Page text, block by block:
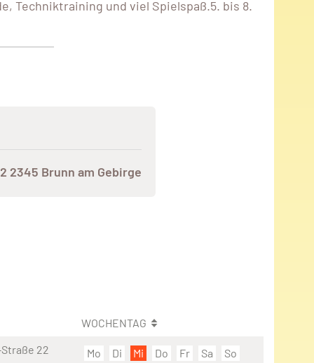
Techniktraining und viel Spielspaß.5. bis 8.
2345 Brunn am Gebirge
WOCHENTAG
22
Mo Di Mi Do Fr Sa
So